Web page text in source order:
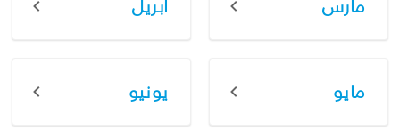
مارس أبريل
مايو يونيو